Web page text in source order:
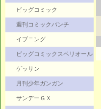
ビッグコミック
週刊コミックバンチ
イブニング
ビッグコミックスペリオール
ゲッサン
月刊少年ガンガン
サンデーＧＸ